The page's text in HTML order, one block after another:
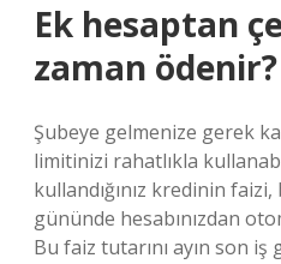
Ek hesaptan
zaman ödenir?
Şubeye gelmenize gerek
limitinizi rahatlıkla
kullandığınız kredinin
gününde hesabınızdan
Bu faiz tutarını ayın son